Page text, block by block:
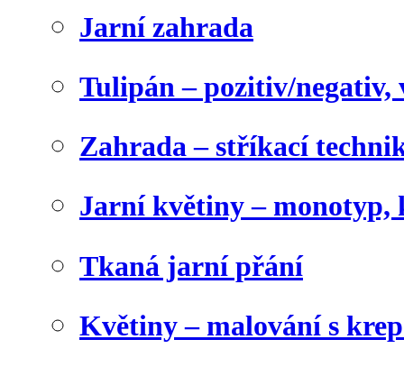
Jarní zahrada
Tulipán – pozitiv/negativ,
Zahrada – stříkací
Jarní květiny – monotyp,
Tkaná jarní přání
Květiny – malování s